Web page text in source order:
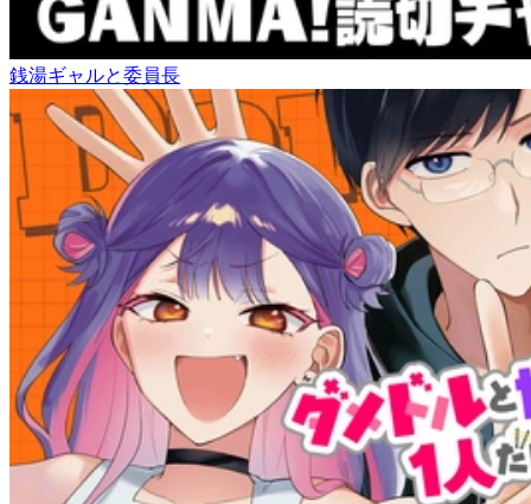
銭湯ギャルと委員長